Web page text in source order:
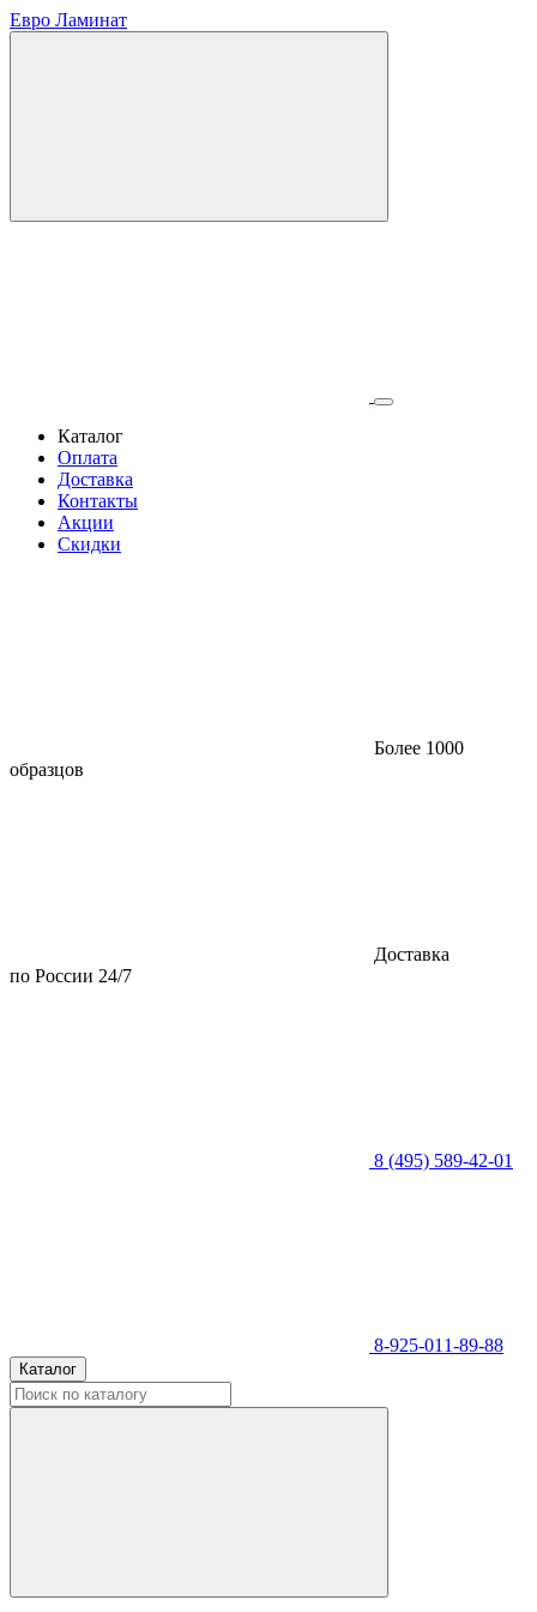
Евро Ламинат
Каталог
Оплата
Доставка
Контакты
Акции
Скидки
Более 1000
образцов
Доставка
по России 24/7
8 (495) 589-42-01
8-925-011-89-88
Каталог